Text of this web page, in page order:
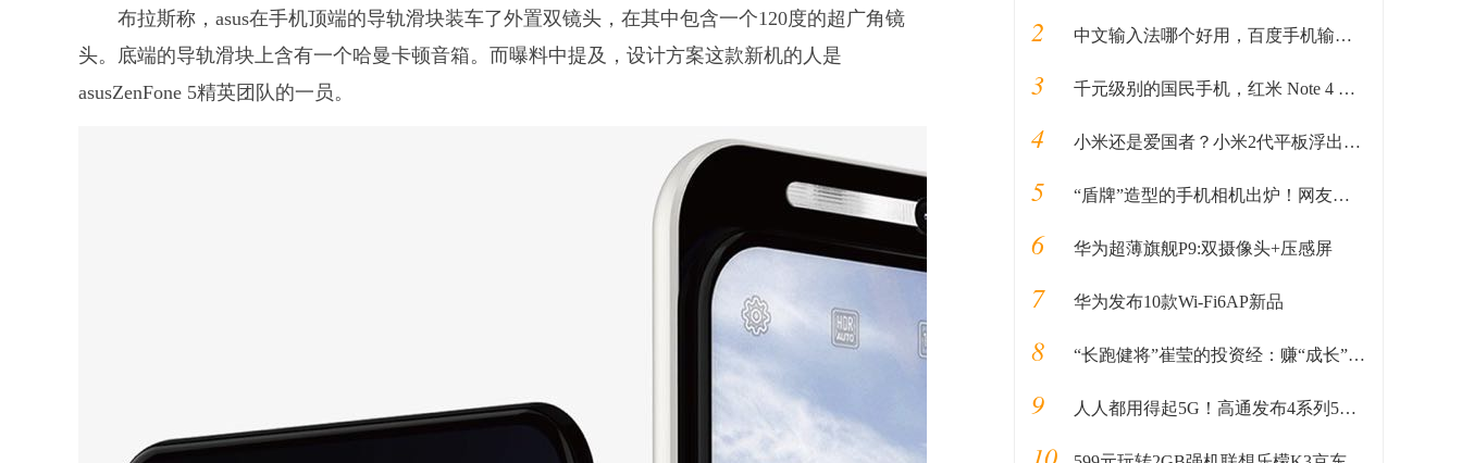
布拉斯称，asus在手机顶端的导轨滑块装车了外置双镜头，在其中包含一个120度的超广角镜
头。底端的导轨滑块上含有一个哈曼卡顿音箱。而曝料中提及，设计方案这款新机的人是
asusZenFone 5精英团队的一员。
2 中文输入法哪个好用，百度手机输入法给你最好用的输入法体验
3 千元级别的国民手机，红米 Note 4 轻体验
4 小米还是爱国者？小米2代平板浮出水面
5 “盾牌”造型的手机相机出炉！网友：谷歌真的是思路清奇
6 华为超薄旗舰P9:双摄像头+压感屏
7 华为发布10款Wi-Fi6AP新品
8 “长跑健将”崔莹的投资经：赚“成长”的钱
9 人人都用得起5G！高通发布4系列5G芯片，明年实现5G全球化